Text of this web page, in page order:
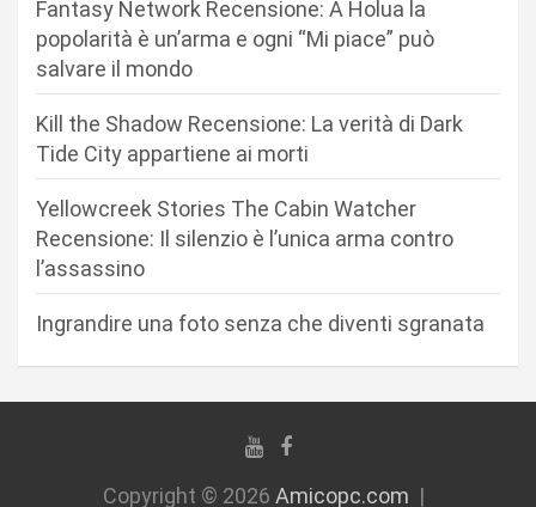
i
Fantasy Network Recensione: A Holua la
popolarità è un’arma e ogni “Mi piace” può
salvare il mondo
Kill the Shadow Recensione: La verità di Dark
Tide City appartiene ai morti
Yellowcreek Stories The Cabin Watcher
Recensione: Il silenzio è l’unica arma contro
l’assassino
Ingrandire una foto senza che diventi sgranata
Copyright © 2026 Amicopc.com